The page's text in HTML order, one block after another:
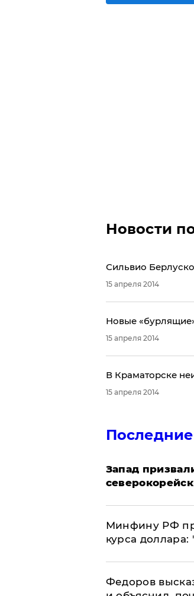
Новости
Сильвио
15 апреля 2014
Новые
15 апреля 2014
В Краматорске
15 апреля 2014
Запад
Минфину РФ
курса доллара:
Федоров